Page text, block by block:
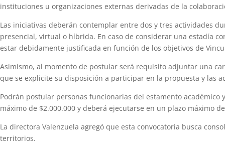
instituciones u organizaciones externas derivadas de la
Las iniciativas deberán contemplar entre dos y tres actividades
presencial, virtual o híbrida. En caso de considerar una estadía
estar debidamente justificada en función de los objetivos de
Asimismo, al momento de postular será requisito adjuntar una
que se explicite su disposición a participar en la propuesta y las
Podrán postular personas funcionarias del estamento
máximo de $2.000.000 y deberá ejecutarse en un plazo máximo
La directora Valenzuela agregó que esta convocatoria busca
territorios.